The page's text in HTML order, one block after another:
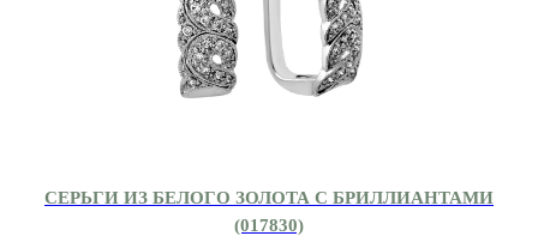
СЕРЬГИ ИЗ БЕЛОГО ЗОЛОТА С БРИЛЛИАНТАМИ
(017830)